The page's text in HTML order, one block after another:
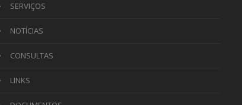
SERVIÇOS
NOTÍCIAS
CONSULTAS
LINKS